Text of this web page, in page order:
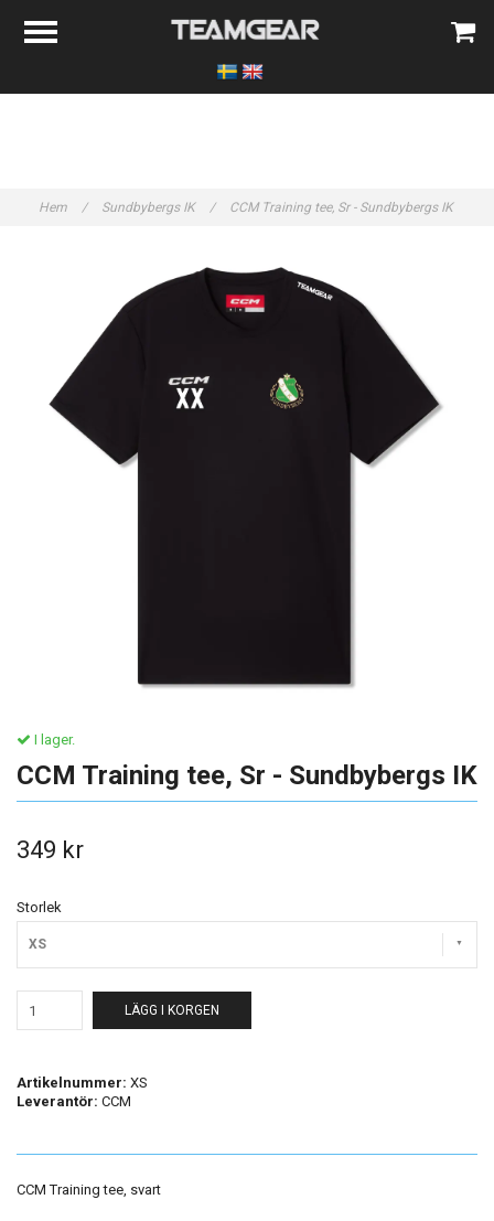
Hem / Sundbybergs IK / CCM Training tee, Sr - Sundbybergs IK
I lager.
CCM Training tee, Sr - Sundbybergs IK
349 kr
Storlek
XS
LÄGG I KORGEN
Artikelnummer: XS
Leverantör: CCM
CCM Training tee, svart